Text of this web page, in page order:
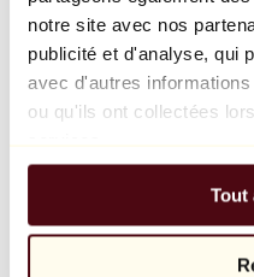
notre site avec nos
publicité et d'analyse, qui
avec d'autres
ou qu'ils ont collectées
Tout
Balloon Dog (Orange)
Jeff Koons
10 000 €
Parcourir
Tous les
Tous les